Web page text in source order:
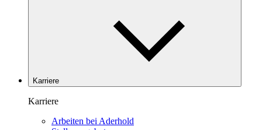
Karriere
Karriere
Arbeiten bei Aderhold